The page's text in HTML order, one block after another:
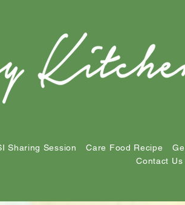
Sharing Session Care Food Recipe
Contact Us